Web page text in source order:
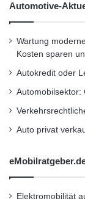
Automotive-
Wartung
Kosten sparen
Autokredit oder
Automobilsektor:
Auto privat
Elektromobilität